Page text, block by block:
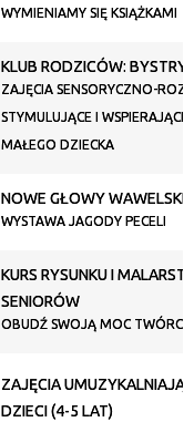
WYMIENIAMY SIĘ KSIĄŻKAMI
KLUB RODZICÓW: BYSTRY
ZAJĘCIA SENSORYCZNO-
STYMULUJĄCE I
MAŁEGO DZIECKA
NOWE GŁOWY WAWELSKIE
WYSTAWA JAGODY PECELI
KURS RYSUNKU I
SENIORÓW
OBUDŹ SWOJĄ MOC
ZAJĘCIA
DZIECI (4-5 LAT)